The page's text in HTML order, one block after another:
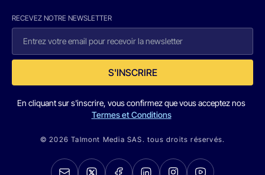
RECEVEZ NOTRE NEWSLETTER
S'INSCRIRE
En cliquant sur s'inscrire, vous confirmez que vous acceptez nos
Termes et Conditions
© 2026 Talmont Media SAS. tous droits réservés.